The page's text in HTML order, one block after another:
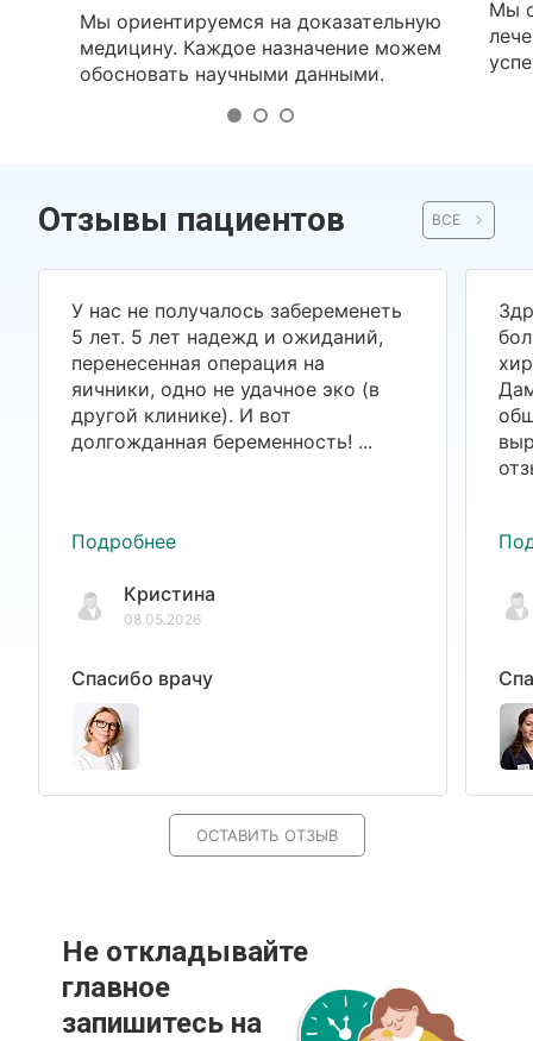
Мы ориентируемся на доказательную
медицину. Каждое назначение можем
обосновать научными данными.
Мы
Отзывы пациентов ВСЕ
У нас не получалось забеременеть
5 лет. 5 лет надежд и ожиданий,
перенесенная операция на
яичники, одно не удачное эко (в
другой клинике). И вот
долгожданная беременность! ...
Подробнее
Кристина
08.05.2026
Спасибо врачу
ОСТАВИТЬ ОТЗЫВ
Не откладывайте
главное
запишитесь на